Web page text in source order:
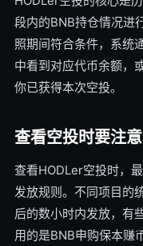
段内的BNB持仓情况进
照期间符合条件，系统
中看到对应代币余额，
你已获得本次空投。
查看空投时要注
查看HODLer空投时，
发放规则。不同项目的
后的数小时内发放，有
用的是BNB申购保本赚